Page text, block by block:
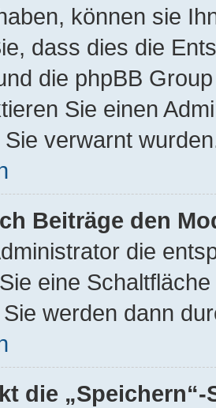
können sie
dass dies die
die phpBB
Sie einen
verwarnt
Beiträge den
die
eine
werden dann
die